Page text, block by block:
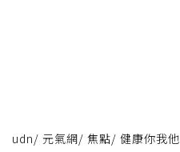
udn/ 元氣網/ 焦點/ 健康你我他